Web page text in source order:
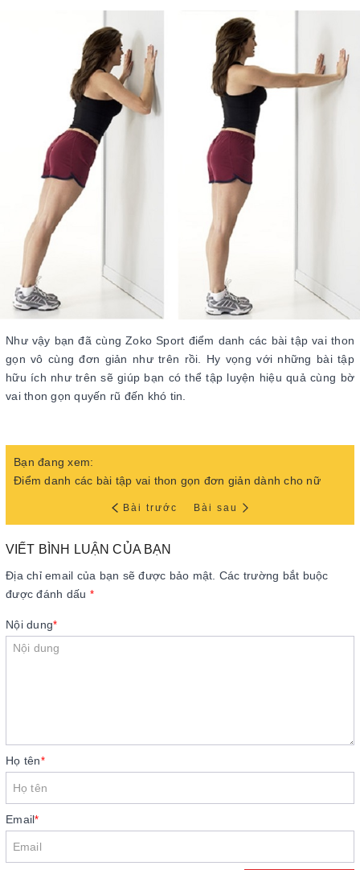
Như vậy bạn đã cùng Zoko Sport điểm danh các bài tập vai thon
gọn vô cùng đơn giản như trên rồi. Hy vọng với những bài tập
hữu ích như trên sẽ giúp bạn có thể tập luyện hiệu quả cùng bờ
vai thon gọn quyến rũ đến khó tin.
Bạn đang xem:
Điểm danh các bài tập vai thon gọn đơn giản dành cho nữ
Bài trước Bài sau
VIẾT BÌNH LUẬN CỦA BẠN
Địa chỉ email của bạn sẽ được bảo mật. Các trường bắt buộc
được đánh dấu *
Nội dung*
Họ tên*
Email*